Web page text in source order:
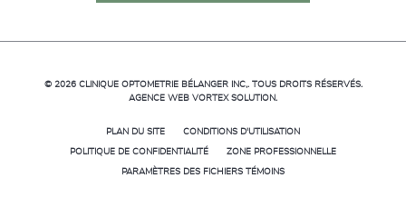
© 2026 CLINIQUE OPTOMETRIE BÉLANGER INC,.TOUS DROITS RÉSERVÉS.
AGENCE WEB VORTEX SOLUTION.
PLAN DU SITE CONDITIONS D'UTILISATION
POLITIQUE DE CONFIDENTIALITÉ ZONE PROFESSIONNELLE
PARAMÈTRES DES FICHIERS TÉMOINS